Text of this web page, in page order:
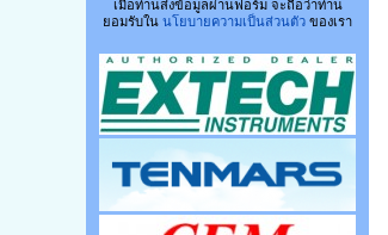
เมื่อท่านส่งข้อมูลผ่านฟอร์ม จะถือว่าท่าน
ยอมรับใน นโยบายความเป็นส่วนตัวของเรา